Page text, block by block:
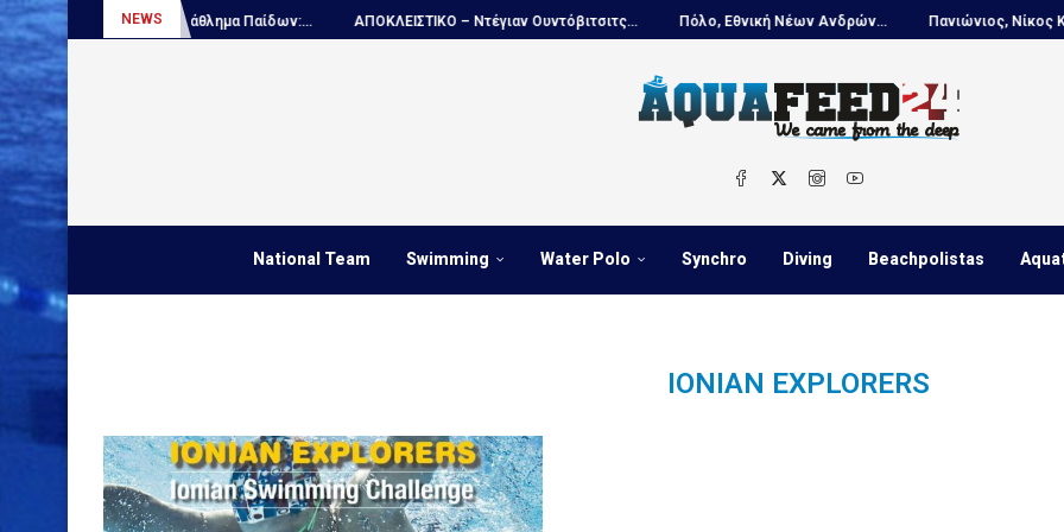
NEWS
Παγκόσμιο πρωτάθλημα Παίδων:... ΑΠΟΚΛΕΙΣΤΙΚΟ – Ντέγιαν Ουντόβιτσιτς... Πόλο, Εθνική Νέων Ανδρών... Πανιώνιος, Νίκος
National Team Swimming Water Polo Synchro Diving Beachpolistas
IONIAN EXPLORERS